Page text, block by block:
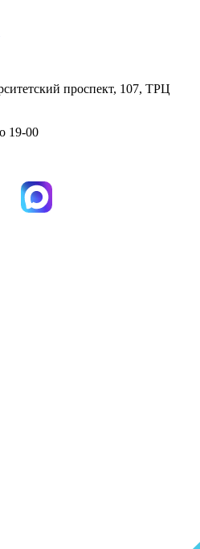
проспект, 107, ТРЦ
19-00